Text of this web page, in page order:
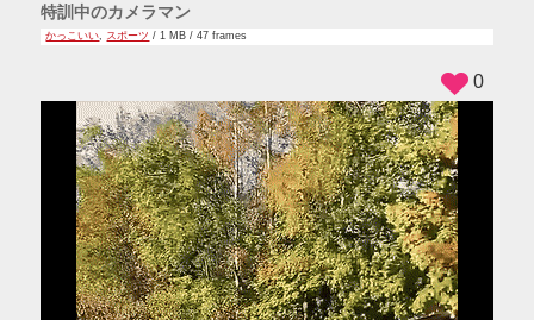
特訓中のカメラマン
かっこいい, スポーツ / 1 MB / 47 frames
0